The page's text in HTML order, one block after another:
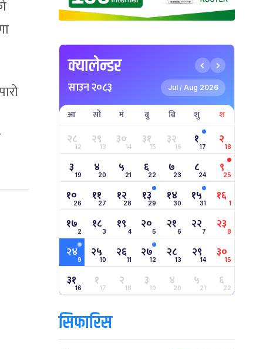
क्यालेन्डर
साउन २०८३ Jul / Aug 2026
आ सो मं बु बि शु श
२८12 २९13 ३०14 ३१15 ३२16 १17 २18
३ 19 ४20 ५ 21 ६22 ७23 ८24 ९25
१०26 ११27 १२28 १३29 १४30 १५31 १६ 1
१७2 १८3 १९ 4 २०5 २१6 २२7 २३8
२४9 २५10 २६11 २७12 २८13 २९14 ३०15
३१16 १17 २18 ३19 ४20 ५21 ६22
सिफारिस